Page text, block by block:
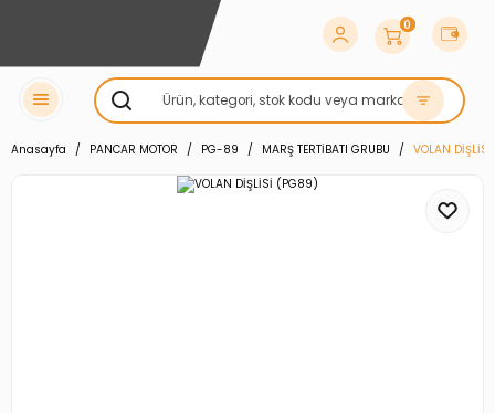
0
Anasayfa PANCAR MOTOR PG-89 MARŞ TERTİBATI GRUBU VOLAN